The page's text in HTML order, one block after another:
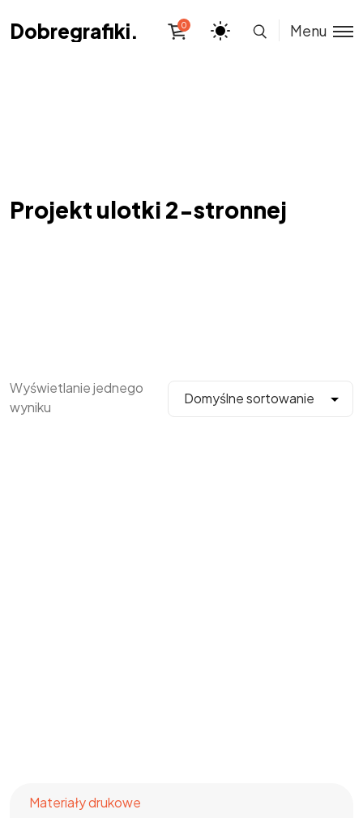
Dobregrafiki.pl
Dobregrafiki.pl 0 Menu
Projekt ulotki 2-stronnej
Wyświetlanie jednego
wyniku
Materiały drukowe